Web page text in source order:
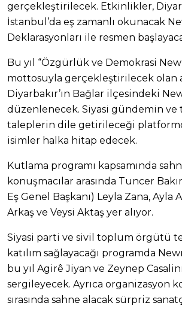
gerçekleştirilecek. Etkinlikler,
İstanbul’da eş zamanlı okunacak
Deklarasyonları ile resmen
Bu yıl “Özgürlük ve Demokrasi
mottosuyla gerçekleştirilecek olan
Diyarbakır’ın Bağlar ilçesindeki
düzenlenecek. Siyasi gündemin ve
taleplerin dile getirileceği
isimler halka hitap edecek.
Kutlama programı kapsamında
konuşmacılar arasında Tuncer
Eş Genel Başkanı) Leyla Zana, Ayla
Arkaş ve Veysi Aktaş yer alıyor.
Siyasi parti ve sivil toplum örgütü
katılım sağlayacağı programda
bu yıl Agirê Jiyan ve Zeynep
sergileyecek. Ayrıca organizasyon
sırasında sahne alacak sürpriz